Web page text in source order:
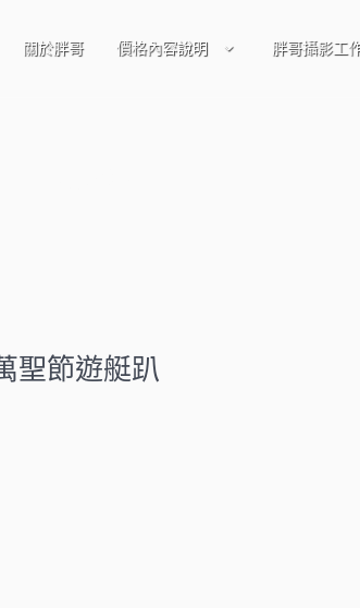
關於胖哥 價格內容說明 胖哥攝影工
聖節遊艇趴